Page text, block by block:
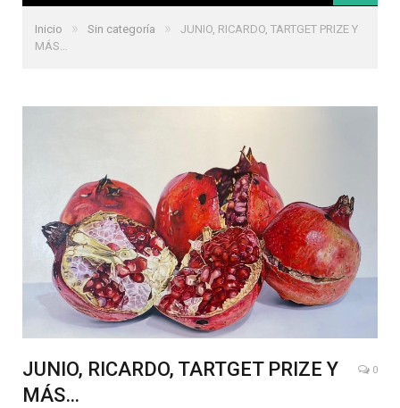
Inicio » Sin categoría »
JUNIO, RICARDO, TARTGET PRIZE Y
MÁS…
JUNIO, RICARDO, TARTGET PRIZE Y
MÁS…
0